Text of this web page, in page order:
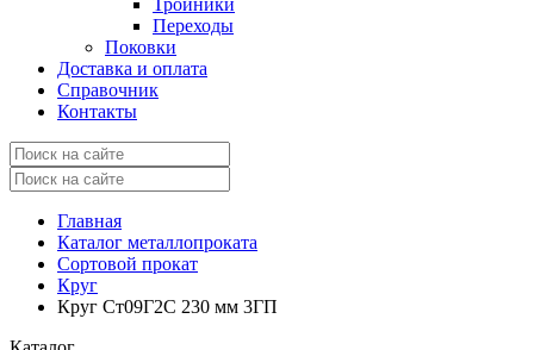
Переходы
Поковки
Доставка и оплата
Справочник
Контакты
Главная
Каталог металлопроката
Сортовой прокат
Круг
Круг Ст09Г2С 230 мм 3ГП